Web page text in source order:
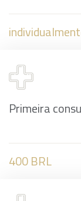
Primeira
400 BRL